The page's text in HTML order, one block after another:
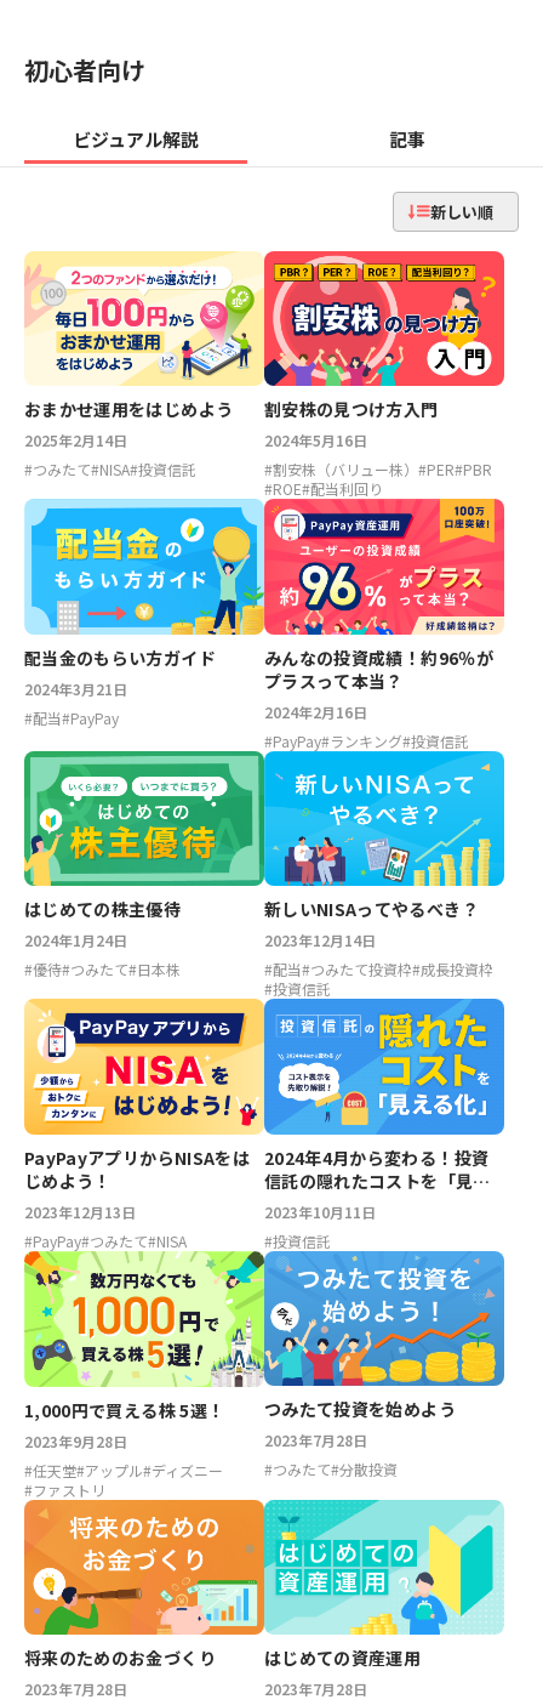
初心者向け
ビジュアル解説 記事
新しい順
おまかせ運用をはじめよう
2025年2月14日
#つみたて#NISA#投資信託
割安株の見つけ方入門
2024年5月16日
#割安株（バリュー株） #PER#PBR
#ROE#配当利回り
配当金のもらい方ガイド
2024年3月21日
#配当#PayPay
みんなの投資成績！約96％が
プラスって本当？
2024年2月16日
#PayPay#ランキング#投資信託
はじめての株主優待
2024年1月24日
#優待#つみたて#日本株
新しいNISAってやるべき？
2023年12月14日
#配当#つみたて投資枠#成長投資枠
#投資信託
PayPayアプリからNISAをは
じめよう！
2023年12月13日
#PayPay#つみたて#NISA
2024年4月から変わる！投資
信託の隠れたコストを「見え
る化」
2023年10月11日
#投資信託
1,000円で買える株 5選！
2023年9月28日
#任天堂#アップル#ディズニー
#ファストリ
つみたて投資を始めよう
2023年7月28日
#つみたて#分散投資
将来のためのお金づくり
2023年7月28日
はじめての資産運用
2023年7月28日